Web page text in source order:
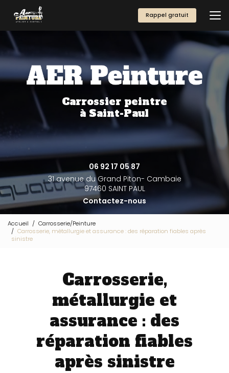
contenu
principal
Rappel gratuit
Carrossier peintre
à Saint-Paul
06 92 17 05 87
31 avenue du Grand Piton- Cambaie
97460 SAINT PAUL
Contactez-nous
Accueil
Carrosserie/Peinture
Carrosserie, métallurgie et assurance : des réparation fiables après
sinistre
Carrosserie,
métallurgie et
assurance : des
réparation fiables
après sinistre